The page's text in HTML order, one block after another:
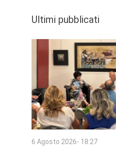
Ultimi pubblicati
6 Agosto 2026- 18:27